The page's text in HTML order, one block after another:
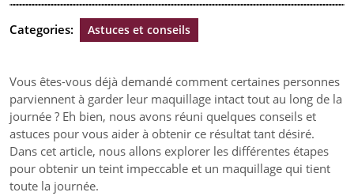
Categories: Astuces et conseils
Vous êtes-vous déjà demandé comment certaines personnes
parviennent à garder leur maquillage intact tout au long de la
journée ? Eh bien, nous avons réuni quelques conseils et
astuces pour vous aider à obtenir ce résultat tant désiré.
Dans cet article, nous allons explorer les différentes étapes
pour obtenir un teint impeccable et un maquillage qui tient
toute la journée.